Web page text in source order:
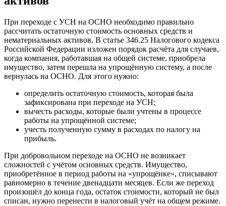
При переходе с УСН на ОСНО необходимо правильно
рассчитать остаточную стоимость основных средств и
нематериальных активов. В статье 346.25 Налогового кодекса
Российской Федерации изложен порядок расчёта для случаев,
когда компания, работавшая на общей системе, приобрела
имущество, затем перешла на упрощённую систему, а после
вернулась на ОСНО. Для этого нужно:
определить остаточную стоимость, которая была
зафиксирована при переходе на УСН;
вычесть расходы, которые были учтены в процессе
работы на упрощённой системе;
учесть полученную сумму в расходах по налогу на
прибыль.
При добровольном переходе на ОСНО не возникает
сложностей с учётом основных средств. Имущество,
приобретённое в период работы на «упрощёнке», списывают
равномерно в течение двенадцати месяцев. Если же переход
произошёл до конца года, остаток стоимости, который не был
списан, нужно перенести в налоговый учёт на общем режиме.